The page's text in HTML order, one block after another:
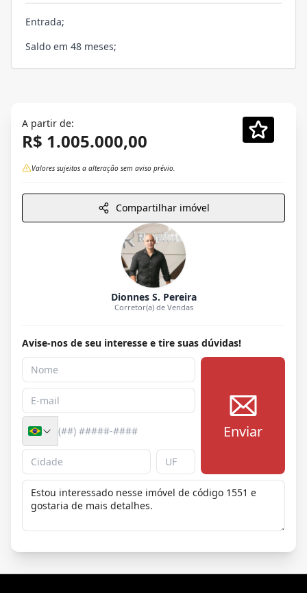
Entrada;
Saldo em 48 meses;
A partir de:
R$ 1.005.000,00
Valores sujeitos a alteração sem aviso prévio.
Compartilhar imóvel
Dionnes S. Pereira
Corretor(a) de Vendas
Avise-nos de seu interesse e tire suas dúvidas!
Enviar